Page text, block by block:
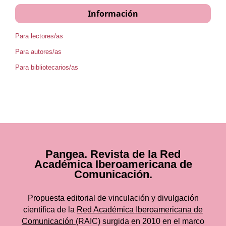
Información
Para lectores/as
Para autores/as
Para bibliotecarios/as
Pangea. Revista de la Red
Académica Iberoamericana de
Comunicación.
Propuesta editorial de vinculación y divulgación
científica de la Red Académica Iberoamericana de
Comunicación (RAIC) surgida en 2010 en el marco